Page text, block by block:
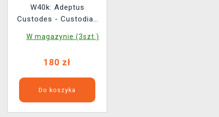
W40k: Adeptus
Custodes - Custodian
W magazynie (3szt.)
180 zł
Do koszyka